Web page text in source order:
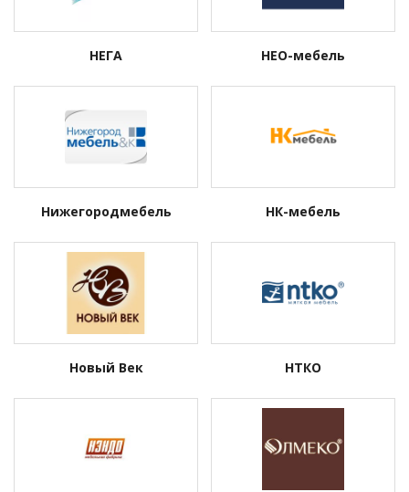
НЕГА НЕО-мебель
Нижегородмебель НК-мебель
Новый Век НТКО